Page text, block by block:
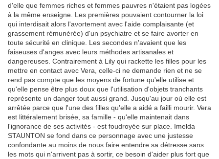
d'elle que femmes riches et femmes pauvres n'étaient pas logées
à la même enseigne. Les premières pouvaient contourner la loi
qui interdisait alors l'avortement avec l'aide complaisante (et
grassement rémunérée) d'un psychiatre et se faire avorter en
toute sécurité en clinique. Les secondes n'avaient que les
faiseuses d'anges avec leurs méthodes artisanales et
dangereuses. Contrairement à Lily qui rackette les filles pour les
mettre en contact avec Vera, celle-ci ne demande rien et ne se
rend pas compte que les moyens de fortune qu'elle utilise et
qu'elle pense être plus doux que l'utilisation d'objets tranchants
représente un danger tout aussi grand. Jusqu'au jour où elle est
arrêtée parce que l'une des filles qu'elle a aidé a failli mourir. Vera
est littéralement brisée, sa famille - qu'elle maintenait dans
l'ignorance de ses activités - est foudroyée sur place. Imelda
STAUNTON se fond dans ce personnage avec une justesse
confondante au moins de nous faire entendre sa détresse sans
les mots qui n'arrivent pas à sortir, ce besoin d'aider plus fort que